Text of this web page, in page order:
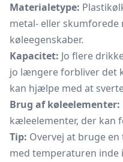
Materialetype:
metal- eller
køleegenskaber.
Kapacitet: Jo flere
jo længere forbliver det
kan hjælpe med at
Brug af køleelementer:
kæleelementer, der kan
Tip: Overvej at bruge
med temperaturen inde